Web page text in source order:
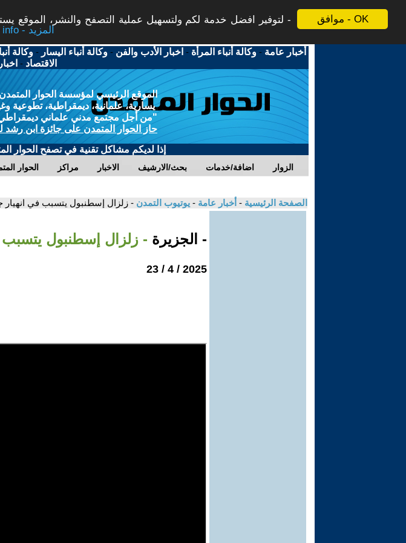
موافق - OK
لتوفير افضل خدمة لكم ولتسهيل عملية التصفح والنشر، الموقع
More info - المزيد
أخبار عامة -وكالة أنباء المرأة - اخبار الأدب والفن -وكالة أنباء اليسار -وكالة
الاقتصاد -
الموقع الرئيسي لمؤسسة الحوار المتمدن
يسارية، علمانية، ديمقراطية، تطوعية
"من أجل مجتمع مدني علماني ديمقراطي
حاز الحوار المتمدن على جائزة ابن رشد
إذا لديكم مشاكل تقنية في تصفح الحوار
الحوار مراكز الاخبار بحث/الارشيف اضافة/خدمات الزوار
الصفحة الرئيسية - أخبار عامة - يوتيوب التمدن - زلزال إسطنبول يتسبب في انهيار
- الجزيرة - زلزال إسطنبول يتسبب
2025 / 4 / 23